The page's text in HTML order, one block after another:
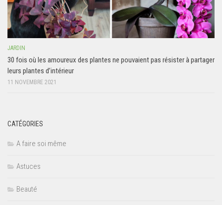
JARDIN
30 fois où les amoureux des plantes ne pouvaient pas résister à partager
leurs plantes d’intérieur
11 NOVEMBRE 2021
CATÉGORIES
A faire soi même
Astuces
Beauté